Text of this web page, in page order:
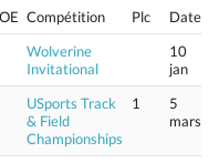
Compétition Plc
Date
Wolverine
Invitational
10
jan
USports Track
& Field
Championships
1
5
mars